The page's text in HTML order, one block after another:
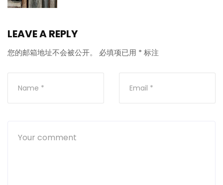
LEAVE A REPLY
您的邮箱地址不会被公开。 必填项已用 * 标注